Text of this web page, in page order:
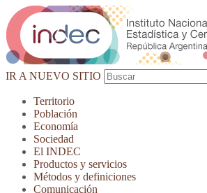
IR A NUEVO SITIO
Territorio
Población
Economía
Sociedad
El INDEC
Productos y servicios
Métodos y definiciones
Comunicación